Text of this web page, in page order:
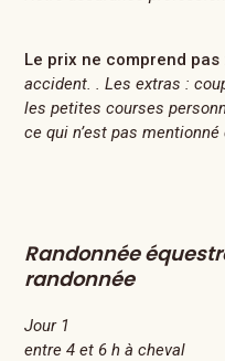
Le prix ne comprend pas
accident. . Les extras :
les petites courses
ce qui n’est pas
Randonnée
randonnée
Jour 1
entre 4 et 6 h à cheval